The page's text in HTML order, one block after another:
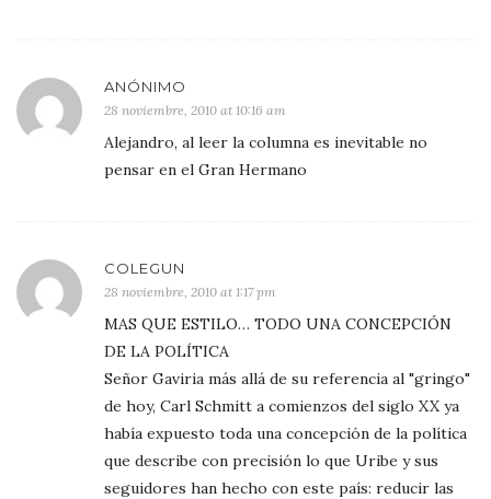
ANÓNIMO
28 noviembre, 2010 at 10:16 am
Alejandro, al leer la columna es inevitable no
pensar en el Gran Hermano
COLEGUN
28 noviembre, 2010 at 1:17 pm
MAS QUE ESTILO… TODO UNA CONCEPCIÓN
DE LA POLÍTICA
Señor Gaviria más allá de su referencia al "gringo"
de hoy, Carl Schmitt a comienzos del siglo XX ya
había expuesto toda una concepción de la política
que describe con precisión lo que Uribe y sus
seguidores han hecho con este país: reducir las